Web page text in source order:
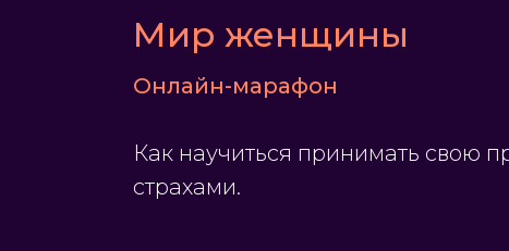
Мир женщины
Онлайн-марафон
Как научиться принимать свою
страхами.